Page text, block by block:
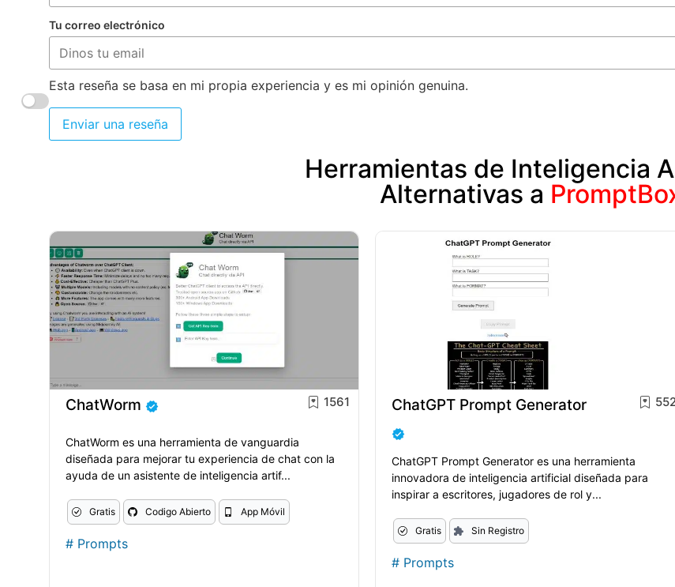
Tu correo electrónico
Esta reseña se basa en mi propia experiencia y es mi opinión genuina.
Enviar una reseña
Herramientas de Inteligencia
Alternativas a
ChatWorm 1561
ChatWorm es una herramienta de vanguardia
diseñada para mejorar tu experiencia de chat con la
ayuda de un asistente de inteligencia artif...
Gratis Codigo Abierto App Móvil
# Prompts
ChatGPT Prompt Generator 552
ChatGPT Prompt Generator es una herramienta
innovadora de inteligencia artificial diseñada para
inspirar a escritores, jugadores de rol y...
Gratis Sin Registro
# Prompts